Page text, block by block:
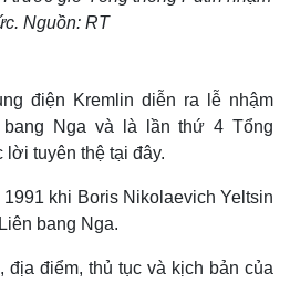
Nguồn: RT
điện Kremlin diễn ra lễ nhậm
Nga và là lần thứ 4 Tổng
lời tuyên thệ tại đây.
khi Boris Nikolaevich Yeltsin
bang Nga.
địa điểm, thủ tục và kịch bản của